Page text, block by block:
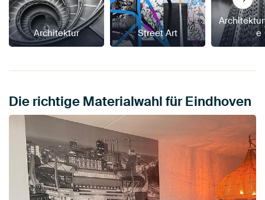
Architektur Street Art
e
Die richtige Materialwahl für Eindhoven